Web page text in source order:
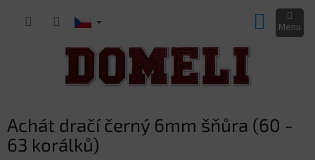
KOŠÍK
Achát dračí černý 6mm šňůra (60 -
63 korálků)